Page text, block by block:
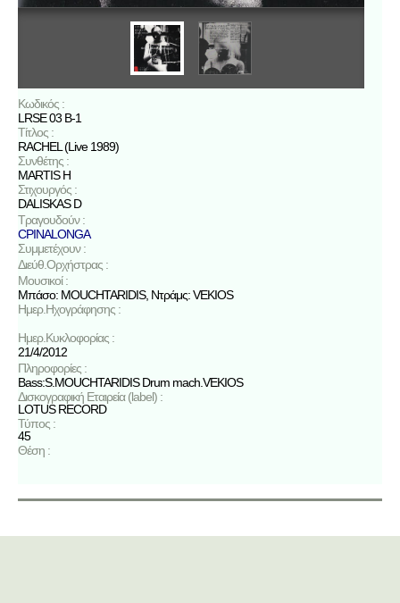
Κωδικός :
LRSE 03 B-1
Τίτλος :
RACHEL (Live 1989)
Συνθέτης :
MARTIS H
Στιχουργός :
DALISKAS D
Τραγουδούν :
CPINALONGA
Συμμετέχουν :
Διεύθ.Ορχήστρας :
Μουσικοί :
Μπάσο: MOUCHTARIDIS, Ντράμς: VEKIOS
Ημερ.Ηχογράφησης :
Ημερ.Κυκλοφορίας :
21/4/2012
Πληροφορίες :
Bass:S.MOUCHTARIDIS Drum mach.VEKIOS
Δισκογραφική Εταιρεία (label) :
LOTUS RECORD
Τύπος :
45
Θέση :